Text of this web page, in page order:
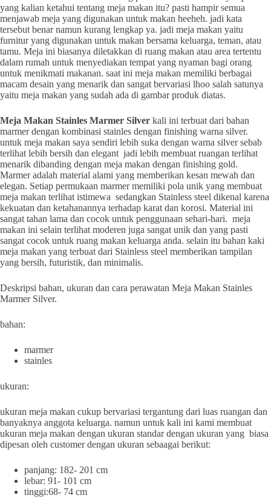
yang kalian ketahui tentang meja makan itu? pasti hampir semua
menjawab meja yang digunakan untuk makan heeheh. jadi kata
tersebut benar namun kurang lengkap ya. jadi meja makan yaitu
furnitur yang digunakan untuk makan bersama keluarga, teman, atau
tamu. Meja ini biasanya diletakkan di ruang makan atau area tertentu
dalam rumah untuk menyediakan tempat yang nyaman bagi orang
untuk menikmati makanan. saat ini meja makan memiliki berbagai
macam desain yang menarik dan sangat bervariasi lhoo salah satunya
yaitu meja makan yang sudah ada di gambar produk diatas.
Meja Makan Stainles Marmer Silver kali ini terbuat dari bahan
marmer dengan kombinasi stainles dengan finishing warna silver.
untuk meja makan saya sendiri lebih suka dengan warna silver sebab
terlihat lebih bersih dan elegant jadi lebih membuat ruangan terlihat
menarik dibanding dengan meja makan dengan finishing gold.
Marmer adalah material alami yang memberikan kesan mewah dan
elegan. Setiap permukaan marmer memiliki pola unik yang membuat
meja makan terlihat istimewa sedangkan Stainless steel dikenal karena
kekuatan dan ketahanannya terhadap karat dan korosi. Material ini
sangat tahan lama dan cocok untuk penggunaan sehari-hari. meja
makan ini selain terlihat moderen juga sangat unik dan yang pasti
sangat cocok untuk ruang makan keluarga anda. selain itu bahan kaki
meja makan yang terbuat dari Stainless steel memberikan tampilan
yang bersih, futuristik, dan minimalis.
Deskripsi bahan, ukuran dan cara perawatan Meja Makan Stainles
Marmer Silver.
bahan:
marmer
stainles
ukuran:
ukuran meja makan cukup bervariasi tergantung dari luas ruangan dan
banyaknya anggota keluarga. namun untuk kali ini kami membuat
ukuran meja makan dengan ukuran standar dengan ukuran yang biasa
dipesan oleh customer dengan ukuran sebaagai berikut:
panjang: 182- 201 cm
lebar: 91- 101 cm
tinggi:68- 74 cm